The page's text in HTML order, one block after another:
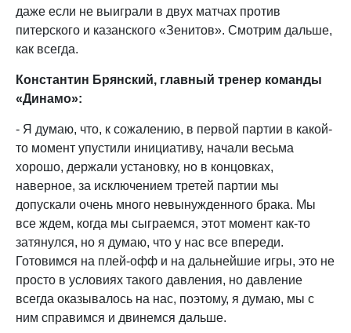
даже если не выиграли в двух матчах против
питерского и казанского «Зенитов». Смотрим дальше,
как всегда.
Константин Брянский, главный тренер команды
«Динамо»:
- Я думаю, что, к сожалению, в первой партии в какой-
то момент упустили инициативу, начали весьма
хорошо, держали установку, но в концовках,
наверное, за исключением третей партии мы
допускали очень много невынужденного брака. Мы
все ждем, когда мы сыграемся, этот момент как-то
затянулся, но я думаю, что у нас все впереди.
Готовимся на плей-офф и на дальнейшие игры, это не
просто в условиях такого давления, но давление
всегда оказывалось на нас, поэтому, я думаю, мы с
ним справимся и двинемся дальше.